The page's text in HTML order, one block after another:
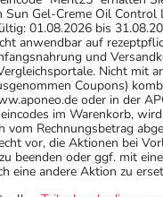
Sun Gel-Creme Oil Control
01.08.2026 bis
anwendbar auf
und
Nicht mit
Coupons)
oder in der
im Warenkorb,
vom Rechnungsbetrag
vor, die Aktionen bei
beenden oder ggf. mit
eine andere Aktion zu